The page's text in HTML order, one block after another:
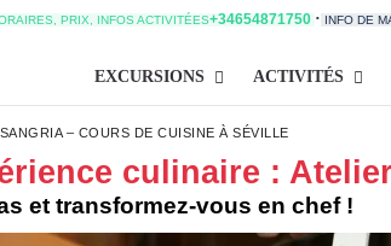
PRIX, INFOS ACTIVITÉES+34654871750 · INFO DE
EXCURSIONS ACTIVITÉS
– COURS DE CUISINE À SÉVILLE
culinaire :
et transformez-vous en chef !